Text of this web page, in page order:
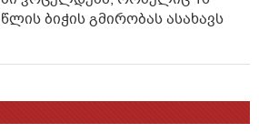
წლის ბიჭის გმირობას ასახავს